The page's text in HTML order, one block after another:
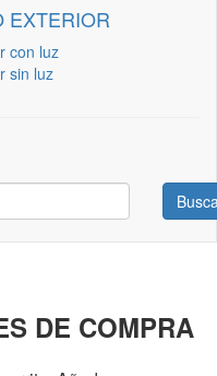
EXTERIOR
con luz
sin luz
DE COMPRA